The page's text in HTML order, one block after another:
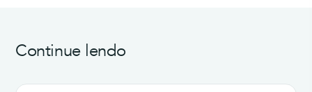
Continue lendo